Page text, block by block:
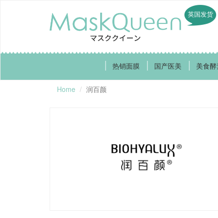
英国发货
热销面膜 国产医美 美食
Home 润百颜